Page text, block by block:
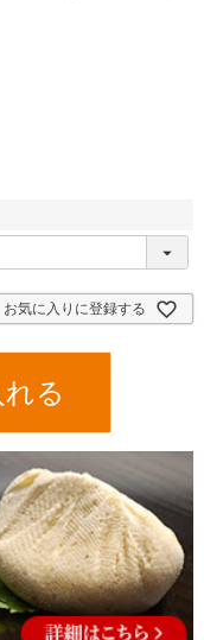
お気に入りに登録する
る